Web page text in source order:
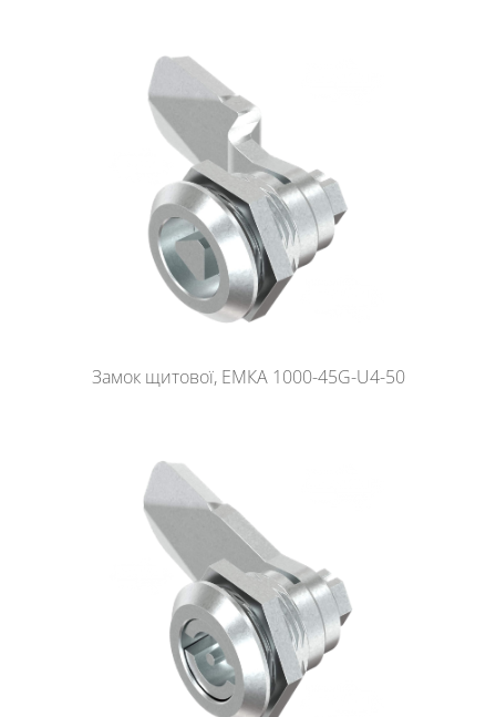
Замок щитової, ЕМКА 1000-45G-U4-50